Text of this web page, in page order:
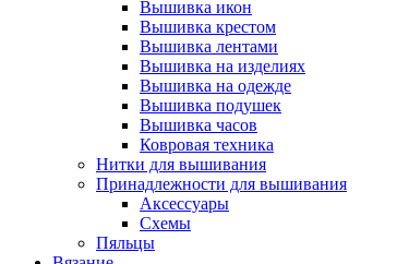
Вышивка икон
Вышивка крестом
Вышивка лентами
Вышивка на изделиях
Вышивка на одежде
Вышивка подушек
Вышивка часов
Ковровая техника
Нитки для вышивания
Принадлежности для вышивания
Аксессуары
Схемы
Пяльцы